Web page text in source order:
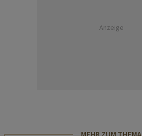
Anzeige